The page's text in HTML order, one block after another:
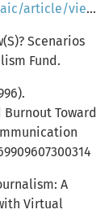
view/432
Scenarios
Fund.
Toward
A
Virtual